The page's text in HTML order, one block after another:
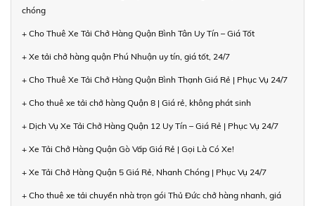
chóng
+ Cho Thuê Xe Tải Chở Hàng Quận Bình Tân Uy Tín – Giá Tốt
+ Xe tải chở hàng quận Phú Nhuận uy tín, giá tốt, 24/7
+ Cho Thuê Xe Tải Chở Hàng Quận Bình Thạnh Giá Rẻ | Phục Vụ 24/7
+ Cho thuê xe tải chở hàng Quận 8 | Giá rẻ, không phát sinh
+ Dịch Vụ Xe Tải Chở Hàng Quận 12 Uy Tín – Giá Rẻ | Phục Vụ 24/7
+ Xe Tải Chở Hàng Quận Gò Vấp Giá Rẻ | Gọi Là Có Xe!
+ Xe Tải Chở Hàng Quận 5 Giá Rẻ, Nhanh Chóng | Phục Vụ 24/7
+ Cho thuê xe tải chuyển nhà trọn gói Thủ Đức chở hàng nhanh, giá